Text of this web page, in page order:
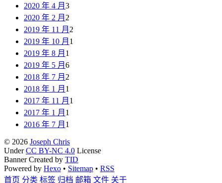
2020 年 4 月 3
2020 年 2 月 2
2019 年 11 月 2
2019 年 10 月 1
2019 年 8 月 1
2019 年 5 月 6
2018 年 7 月 2
2018 年 1 月 1
2017 年 11 月 1
2017 年 1 月 1
2016 年 7 月 1
© 2026 Joseph Chris
UnderCC BY-NC 4.0 License
Banner Created by TID
Powered by Hexo • Sitemap • RSS
首页 分类 标签 归档 邮箱 文件 关于